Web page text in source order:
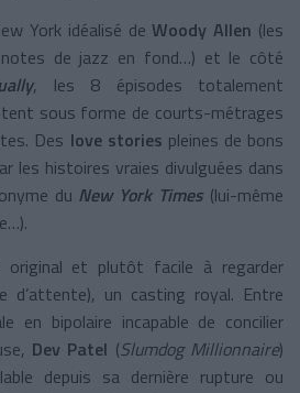
York idéalisé deWoody Allen (les
notes de jazz en fond…) et le côté
, les 8 épisodes totalement
sous forme de courts-métrages
Des love stories pleines de bons
les histoires vraies divulguées dans
du New York Times (lui-même
et plutôt facile à regarder
d’attente), un casting royal. Entre
en bipolaire incapable de concilier
Dev Patel (Slumdog Millionnaire)
depuis sa dernière rupture ou